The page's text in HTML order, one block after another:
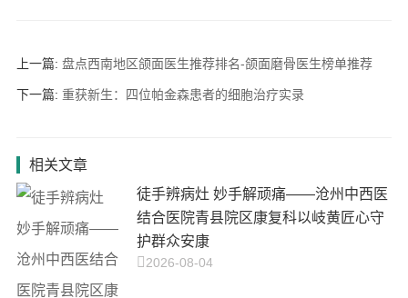
上一篇: 盘点西南地区颌面医生推荐排名-颌面磨骨医生榜单推荐
下一篇: 重获新生：四位帕金森患者的细胞治疗实录
相关文章
徒手辨病灶 妙手解顽痛——沧州中西医
结合医院青县院区康复科以岐黄匠心守
护群众安康
2026-08-04